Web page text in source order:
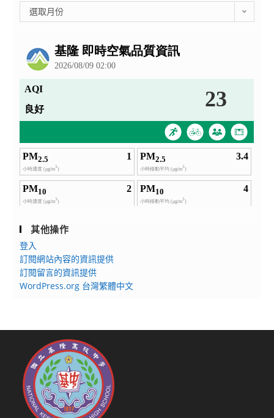
整
選取月份
其他操作
登入
訂閱網站內容的資訊提供
訂閱留言的資訊提供
WordPress.org 台灣繁體中文